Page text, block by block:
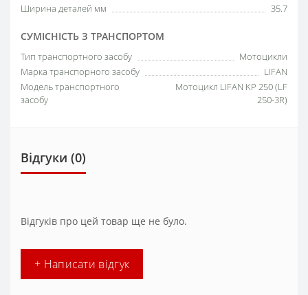
Ширина деталей мм
35.7
СУМІСНІСТЬ З ТРАНСПОРТОМ
Тип транспортного засобу
Мотоцикли
Марка транспорного засобу
LIFAN
Модель транспортного
засобу
Мотоцикл LIFAN KP 250 (LF
250-3R)
Відгуки (0)
Відгуків про цей товар ще не було.
+ Написати відгук